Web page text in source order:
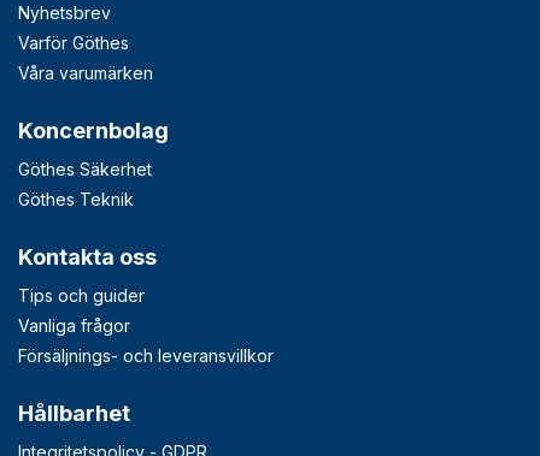
Nyhetsbrev
Varför Göthes
Våra varumärken
Koncernbolag
Göthes Säkerhet
Göthes Teknik
Kontakta oss
Tips och guider
Vanliga frågor
Försäljnings- och leveransvillkor
Hållbarhet
Integritetspolicy - GDPR